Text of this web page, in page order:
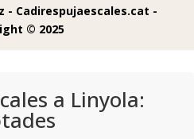
- Cadirespujaescales.cat -
© 2025
a Linyola: